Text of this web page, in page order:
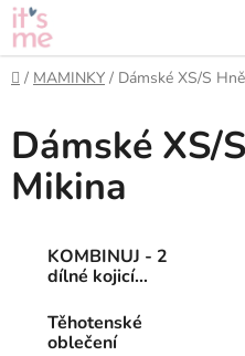
Přejít
na
obsah
Domů
/ MAMINKY / Dámské XS/S
Dámské XS/
Mikina
KOMBINUJ - 2
dílné kojicí
Těhotenské
oblečení